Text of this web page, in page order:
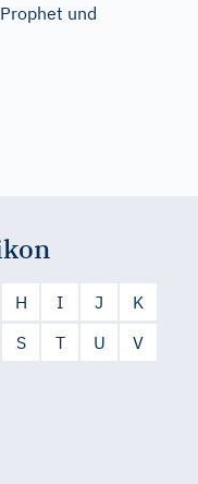
und
H I J
K
S T U
V